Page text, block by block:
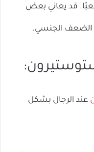
قد يعاني بعض
الضعف الجنسي.
عند الرجال بشكل